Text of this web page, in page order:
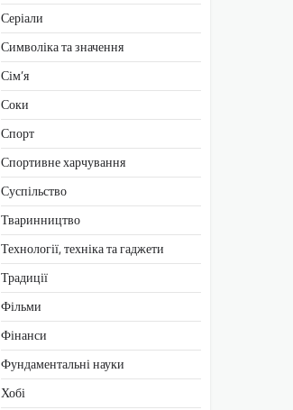
Серіали
Символіка та значення
Сім’я
Соки
Спорт
Спортивне харчування
Суспільство
Тваринництво
Технології, техніка та гаджети
Традиції
Фільми
Фінанси
Фундаментальні науки
Хобі